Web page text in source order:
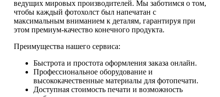
ведущих мировых производителей. Мы заботимся о том,
чтобы каждый фотохолст был напечатан с
максимальным вниманием к деталям, гарантируя при
этом премиум-качество конечного продукта.
Преимущества нашего сервиса:
Быстрота и простота оформления заказа онлайн.
Профессиональное оборудование и
высококачественные материалы для фотопечати.
Доступная стоимость печати и возможность